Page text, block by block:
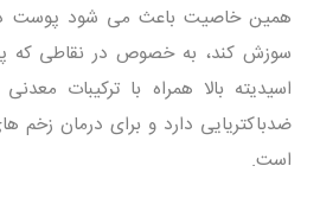
همین خاصیت باعث می شود پوست
سوزش کند، به خصوص در نقاطی که
اسیدیته بالا همراه با ترکیبات
ضدباکتریایی دارد و برای درمان
است.